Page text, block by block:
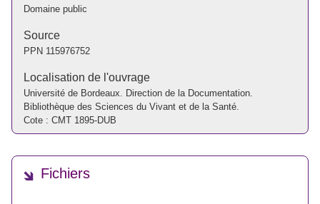
Domaine public
Source
PPN 115976752
Localisation de l'ouvrage
Université de Bordeaux. Direction de la Documentation.
Bibliothèque des Sciences du Vivant et de la Santé.
Cote : CMT 1895-DUB
Fichiers